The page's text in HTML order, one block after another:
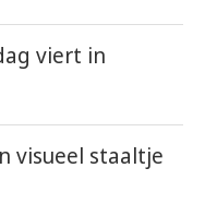
viert in
visueel staaltje